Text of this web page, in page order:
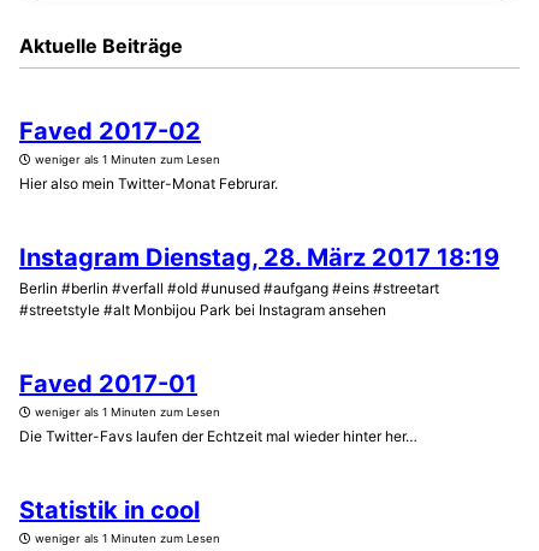
Aktuelle Beiträge
Faved 2017-02
weniger als 1 Minuten zum Lesen
Hier also mein Twitter-Monat Februrar.
Instagram Dienstag, 28. März 2017 18:19
Berlin #berlin #verfall #old #unused #aufgang #eins #streetart
#streetstyle #alt Monbijou Park bei Instagram ansehen
Faved 2017-01
weniger als 1 Minuten zum Lesen
Die Twitter-Favs laufen der Echtzeit mal wieder hinter her…
Statistik in cool
weniger als 1 Minuten zum Lesen